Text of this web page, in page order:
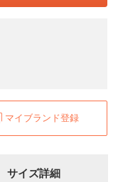
マイブランド登録
サイズ詳細